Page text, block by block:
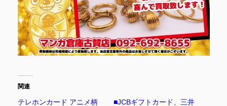
関連
テレホンカード アニメ柄 ■JCBギフトカード、三井